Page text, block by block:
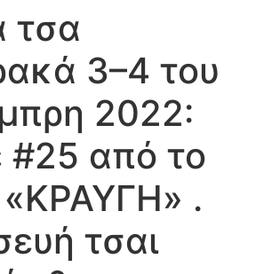
τσα
3–4 του
2022:
#25 από το
«ΚΡΑΥΓΗ» .
τσαι